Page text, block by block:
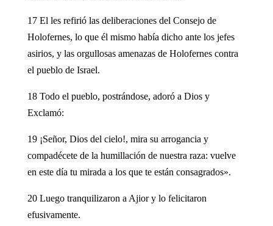
17 El les refirió las deliberaciones del Consejo de
Holofernes, lo que él mismo había dicho ante los jefes
asirios, y las orgullosas amenazas de Holofernes contra
el pueblo de Israel.
18 Todo el pueblo, postrándose, adoró a Dios y
Exclamó:
19 ¡Señor, Dios del cielo!, mira su arrogancia y
compadécete de la humillación de nuestra raza: vuelve
en este día tu mirada a los que te están consagrados».
20 Luego tranquilizaron a Ajior y lo felicitaron
efusivamente.